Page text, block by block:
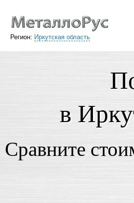
Регион: Иркутская область
в
Сравните